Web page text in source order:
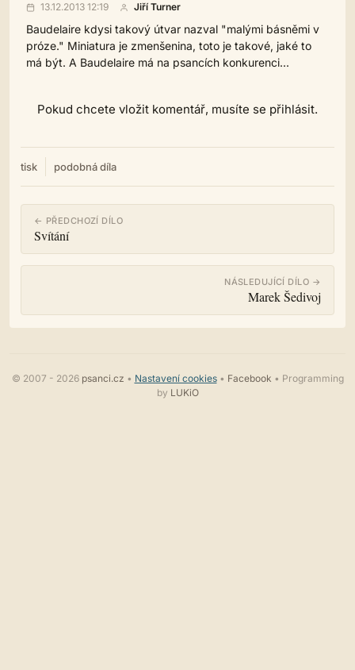
13.12.2013 12:19 Jiří Turner
Baudelaire kdysi takový útvar nazval "malými básněmi v
próze." Miniatura je zmenšenina, toto je takové, jaké to
má být. A Baudelaire má na psancích konkurenci...
Pokud chcete vložit komentář, musíte se přihlásit.
tisk podobná díla
← PŘEDCHOZÍ DÍLO
Svítání
NÁSLEDUJÍCÍ DÍLO →
Marek Šedivoj
© 2007 - 2026 psanci.cz • Nastavení cookies• Facebook • Programming
by LUKiO